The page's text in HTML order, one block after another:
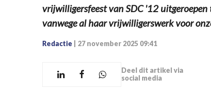
vrijwilligersfeest van SDC '12
vanwege al haar vrijwilligerswerk voor
Redactie 27 november 2025 09:41
Deel dit artikel via
social media